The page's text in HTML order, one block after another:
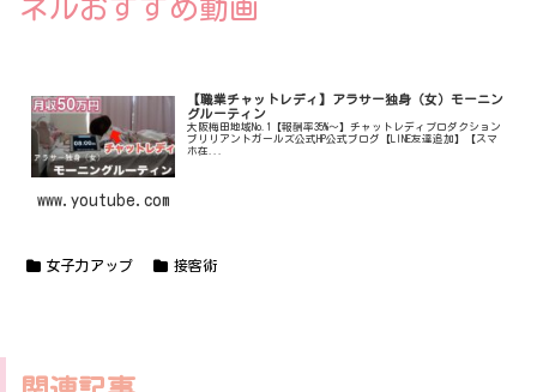
ネルおすすめ動画
【職業チャットレディ】アラサー独身（女）モーニン
グルーティン
大阪梅田地域No.1【報酬率35%〜】チャットレディプロダクション
ブリリアントガールズ公式HP公式ブログ【LINE友達追加】【スマ
ホ在...
www.youtube.com
女子力アップ 接客術